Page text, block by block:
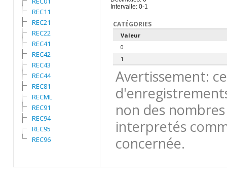
REC11
REC21
REC22
REC41
REC42
REC43
REC44
REC81
RECML
REC91
REC94
REC95
REC96
Intervalle: 0-1
CATÉGORIES
Valeur
0
1
Avertissement:
non des
interpretés
concernée.